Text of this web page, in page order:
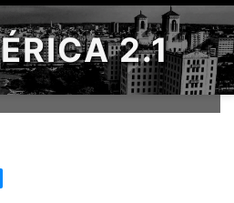
2.1
un estofado de cabrito mientras su nieto
Tara Walton para The New York